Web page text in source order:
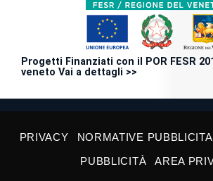
Progetti Finanziati con il POR FESR
veneto Vai a dettagli >>
PRIVACY NORMATIVE
PUBBLICITÀ
AREA